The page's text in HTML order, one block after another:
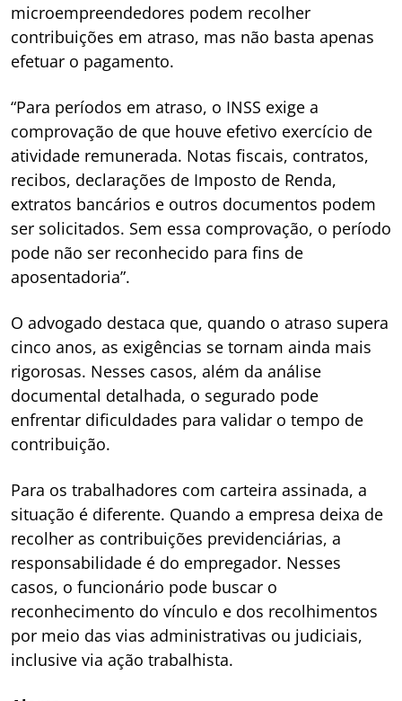
microempreendedores podem recolher
contribuições em atraso, mas não basta apenas
efetuar o pagamento.
“Para períodos em atraso, o INSS exige a
comprovação de que houve efetivo exercício de
atividade remunerada. Notas fiscais, contratos,
recibos, declarações de Imposto de Renda,
extratos bancários e outros documentos podem
ser solicitados. Sem essa comprovação, o período
pode não ser reconhecido para fins de
aposentadoria”.
O advogado destaca que, quando o atraso supera
cinco anos, as exigências se tornam ainda mais
rigorosas. Nesses casos, além da análise
documental detalhada, o segurado pode
enfrentar dificuldades para validar o tempo de
contribuição.
Para os trabalhadores com carteira assinada, a
situação é diferente. Quando a empresa deixa de
recolher as contribuições previdenciárias, a
responsabilidade é do empregador. Nesses
casos, o funcionário pode buscar o
reconhecimento do vínculo e dos recolhimentos
por meio das vias administrativas ou judiciais,
inclusive via ação trabalhista.